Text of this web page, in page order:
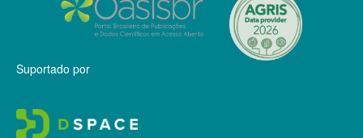
Suportado por